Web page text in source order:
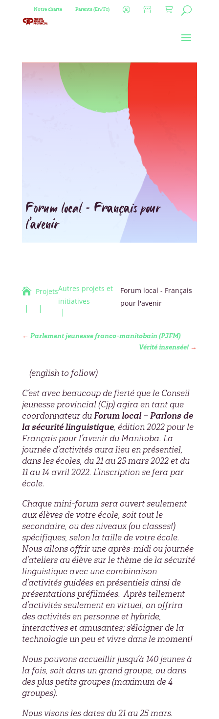
Notre charte Parents (En/Fr)
Forum local – Français pour
l’avenir
 ProjetsAutres projets et
initiatives
Forum local - Français
pour l'avenir
← Parlement jeunesse franco-manitobain (PJFM)
Vérité insensée!→
(english to follow)
C’est avec beaucoup de fierté que le Conseil
jeunesse provincial (Cjp) agira en tant que
coordonnateur duForum local – Parlons de
la sécurité linguistique, édition 2022 pour le
Français pour l’avenir du Manitoba. La
journée d’activités aura lieu en présentiel,
dans les écoles, du 21 au 25 mars 2022 et du
11 au 14 avril 2022. L’inscription se fera par
école.
Chaque mini-forum sera ouvert seulement
aux élèves de votre école, soit tout le
secondaire, ou des niveaux (ou classes!)
spécifiques, selon la taille de votre école.
Nous allons offrir une après-midi ou journée
d’ateliers au élève sur le thème de la sécurité
linguistique avec une combinaison
d’activités guidées en présentiels ainsi de
présentations préfilmées. Après tellement
d’activités seulement en virtuel, on offrira
des activités en personne et hybride,
interactives et amusantes; s’éloigner de la
technologie un peu et vivre dans le moment!
Nous pouvons accueillir jusqu’à 140 jeunes à
la fois, soit dans un grand groupe, ou dans
des plus petits groupes (maximum de 4
groupes).
Nous visons les dates du 21 au 25 mars.